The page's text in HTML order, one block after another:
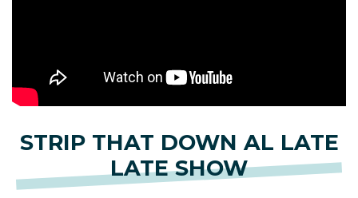
STRIP THAT DOWN AL LATE
LATE SHOW